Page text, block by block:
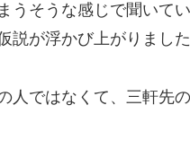
うそうな感じで聞いて
が浮かび上がりました
人ではなくて、三軒先